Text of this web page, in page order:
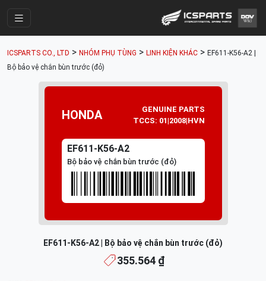
Parts Catalogue
Mã Phụ Tùng
Tài khoản
ICSPARTS CO., LTD > NHÓM PHỤ TÙNG > LINH KIỆN KHÁC > EF611-K56-A2 |
Bộ bảo vệ chắn bùn trước (đỏ)
HONDA
GENUINE PARTS
TCCS: 01|2008|HVN
EF611-K56-A2
Bộ bảo vệ chắn bùn trước (đỏ)
EF611-K56-A2 | Bộ bảo vệ chắn bùn trước (đỏ)
355.564 ₫